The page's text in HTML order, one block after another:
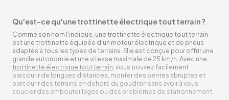
Qu'est-ce qu'une trottinette électrique tout terrain ?
Comme son nom l'indique, une trottinette électrique tout terrain
est une trottinette équipée d'un moteur électrique et de pneus
adaptés à tous les types de terrains. Elle est conçue pour offrir une
grande autonomie et une vitesse maximale de 25 km/h. Avec une
trottinette électrique tout terrain, vous pouvez facilement
parcourir de longues distances, monter des pentes abruptes et
parcourir des terrains en dehors du goudron sans avoir à vous
soucier des embouteillages ou des problèmes de stationnement.